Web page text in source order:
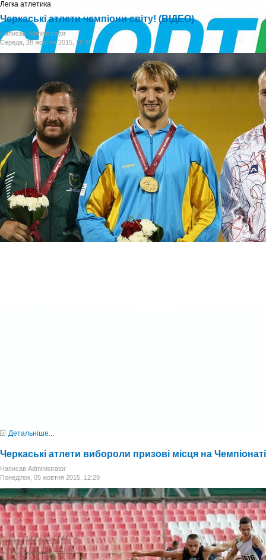
Легка атлетика
Черкаські атлети чемпіони світу! (ВІДЕО)
Написав Administrator
Середа, 28 жовтня 2015, 10:40
Детальніше...
Черкаські атлети вибороли призові місця на
Написав Administrator
Понеділок, 05 жовтня 2015, 12:29